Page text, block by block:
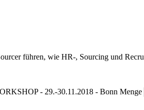
führen, wie HR-, Sourcing und
- 29.-30.11.2018 - Bonn Menge